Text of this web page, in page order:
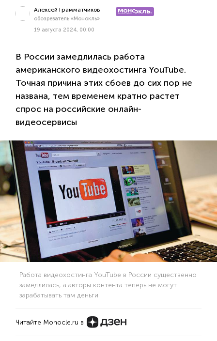
Алексей Грамматчиков
обозреватель «Монокль»
19 августа 2024, 00:00
В России замедлилась работа
американского видеохостинга YouTube.
Точная причина этих сбоев до сих пор не
названа, тем временем кратно растет
спрос на российские онлайн-
видеосервисы
Работа видеохостинга YouTube в России существенно
замедлилась, а авторы контента теперь не могут
зарабатывать там деньги
Читайте Monocle.ru в